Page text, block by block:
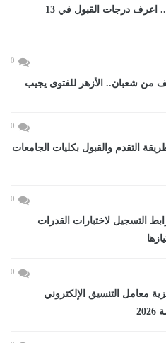
تنسيق الثانوى العام 2027.. اعرف درجات القبول في 13
0
من شعبان.. الأزهر للفتوى يجيب
0
الجامعات 2026.. طريقة التقدم والقبول بكليات الجامعات
0
الجامعات 2026.. رابط التسجيل لاختبارات القدرات
0
معامل التنسيق الإلكتروني